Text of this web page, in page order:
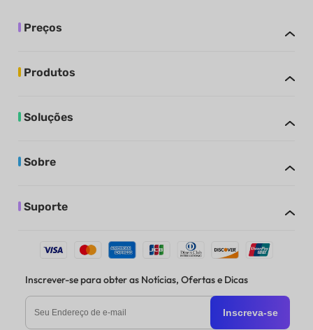
Preços
Produtos
Soluções
Sobre
Suporte
Inscrever-se para obter as Notícias, Ofertas e Dicas
Inscreva-se